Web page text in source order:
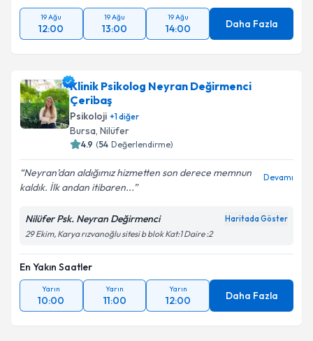
19 Ağu
12:00
19 Ağu
13:00
19 Ağu
14:00 Daha Fazla
Klinik Psikolog Neyran Değirmenci
Çeribaş
Psikoloji +1diğer
Bursa, Nilüfer
4.9 (54 Değerlendirme)
Neyran’dan aldığımız hizmetten son derece memnun
kaldık. İlk andan itibaren...
Devamı
Nilüfer Psk. Neyran Değirmenci Haritada Göster
29 Ekim, Karya rızvanoğlu sitesi b blok Kat:1 Daire :2
En Yakın Saatler
Yarın
10:00
Yarın
11:00
Yarın
12:00 Daha Fazla